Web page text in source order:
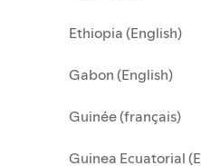
Ethiopia (English)
Gabon (English)
Guinée (français)
Guinea Ecuatorial